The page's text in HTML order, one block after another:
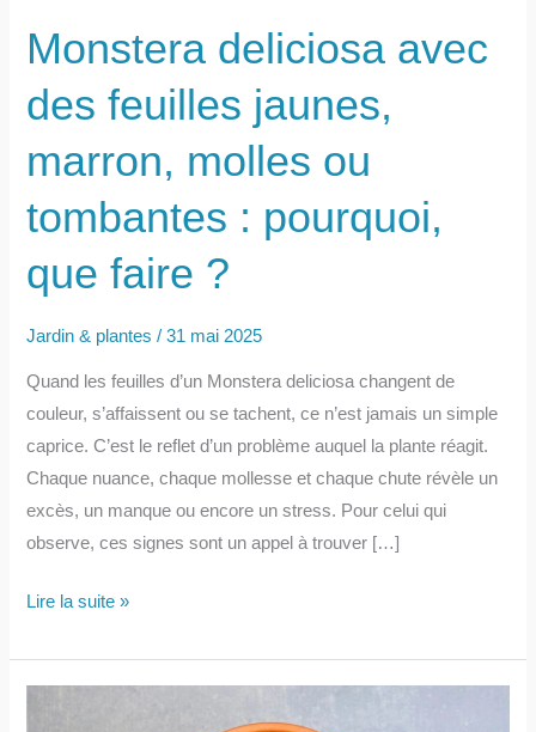
Monstera deliciosa avec
des feuilles jaunes,
marron, molles ou
tombantes : pourquoi,
que faire ?
Jardin & plantes /31 mai 2025
Quand les feuilles d’un Monstera deliciosa changent de
couleur, s’affaissent ou se tachent, ce n’est jamais un simple
caprice. C’est le reflet d’un problème auquel la plante réagit.
Chaque nuance, chaque mollesse et chaque chute révèle un
excès, un manque ou encore un stress. Pour celui qui
observe, ces signes sont un appel à trouver […]
Monstera
avec
Lire la suite »